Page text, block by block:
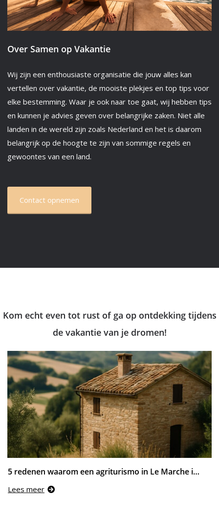
Over Samen op Vakantie
Wij zijn een enthousiaste organisatie die jouw alles kan
vertellen over vakantie, de mooiste plekjes en top tips voor
elke bestemming. Waar je ook naar toe gaat, wij hebben tips
en kunnen je advies geven over belangrijke zaken. Niet alle
landen in de wereld zijn zoals Nederland en het is daarom
belangrijk op de hoogte te zijn van sommige regels en
gewoontes van een land.
Contact opnemen
Kom echt even tot rust of ga op ontdekking tijdens
de vakantie van je dromen!
5 redenen waarom een agriturismo in Le Marche ideaal is voor rustzoekers
Lees meer